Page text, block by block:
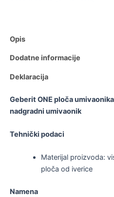
Opis
Dodatne informacije
Deklaracija
Geberit ONE ploča
nadgradni umivaonik
Tehnički podaci
Materijal proizvoda:
ploča od iverice
Namena